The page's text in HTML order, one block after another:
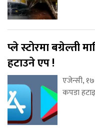
प्ले स्टोरमा बग्रेल्ती
हटाउने एप !
एजेन्सी, १७
कपडा